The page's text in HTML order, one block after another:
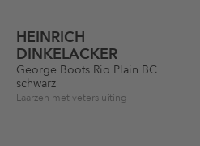
HEINRICH
DINKELACKER
George Boots Rio Plain BC
schwarz
Laarzen met vetersluiting